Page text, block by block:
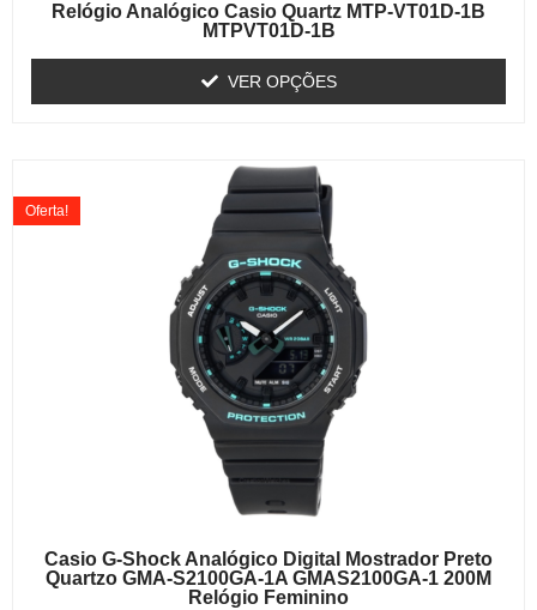
Relógio Analógico Casio Quartz MTP-VT01D-1B
MTPVT01D-1B
VER OPÇÕES
Casio G-Shock Analógico Digital Mostrador Preto
Quartzo GMA-S2100GA-1A GMAS2100GA-1 200M
Relógio Feminino
Oferta!